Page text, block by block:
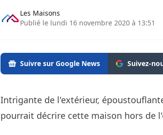
Les Maisons
Publié le lundi 16 novembre 2020 à 13:51
Suivre sur Google News Suivez-
Intrigante de l'extérieur,
pourrait décrire cette maison hors de